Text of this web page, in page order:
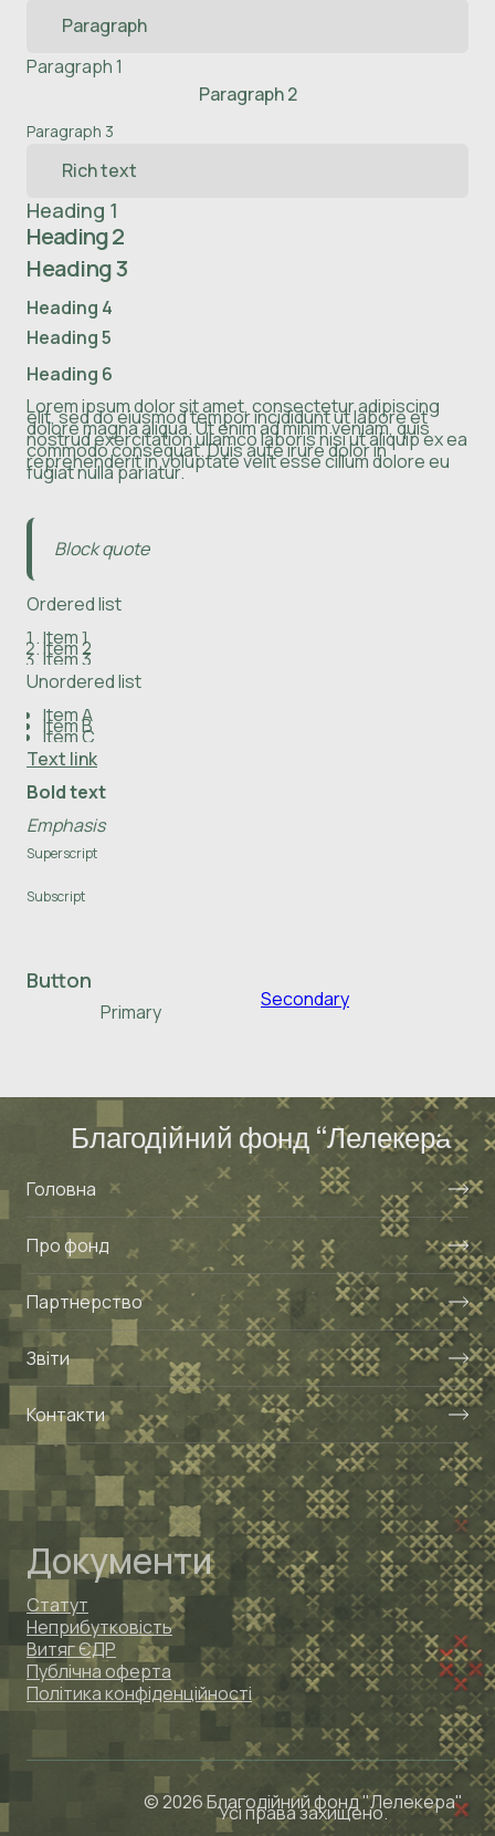
Paragraph
Paragraph 1
Paragraph 2
Paragraph 3
Rich text
Heading 1
Heading 2
Heading 3
Heading 4
Heading 5
Heading 6
Lorem ipsum dolor sit amet, consectetur adipiscing
elit, sed do eiusmod tempor incididunt ut labore et
dolore magna aliqua. Ut enim ad minim veniam, quis
nostrud exercitation ullamco laboris nisi ut aliquip ex ea
commodo consequat. Duis aute irure dolor in
reprehenderit in voluptate velit esse cillum dolore eu
fugiat nulla pariatur.
Block quote
Ordered list
Item 1
Item 2
Item 3
Unordered list
Item A
Item B
Item C
Text link
Bold text
Emphasis
Superscript
Subscript
Button
Primary
Secondary
Благодійний фонд “Лелекера”
Головна
Про фонд
Партнерство
Звіти
Контакти
Документи
Статут
Неприбутковість
Витяг ЄДР
Публічна оферта
Політика конфіденційності
© 2026 Благодійний фонд "Лелекера"
Усі права захищено.